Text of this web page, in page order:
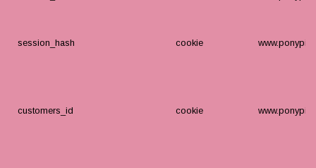
session_hash cookie
customers_id cookie